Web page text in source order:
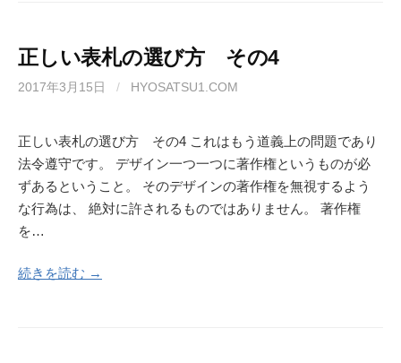
正しい表札の選び方 その4
2017年3月15日 / HYOSATSU1.COM
正しい表札の選び方 その4 これはもう道義上の問題であり
法令遵守です。 デザイン一つ一つに著作権というものが必
ずあるということ。 そのデザインの著作権を無視するよう
な行為は、 絶対に許されるものではありません。 著作権
を…
続きを読む →